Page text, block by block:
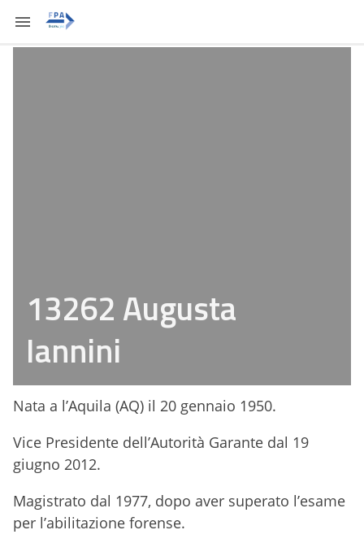
13262 Augusta
Iannini
Nata a l’Aquila (AQ) il 20 gennaio 1950.
Vice Presidente dell’Autorità Garante dal 19
giugno 2012.
Magistrato dal 1977, dopo aver superato l’esame
per l’abilitazione forense.